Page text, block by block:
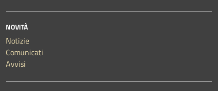
NOVITÀ
Notizie
Comunicati
Avvisi